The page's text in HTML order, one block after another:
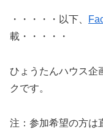
・・・・・以下、
載・・・・・
ひょうたんハウス企
クです。
注：参加希望の方は